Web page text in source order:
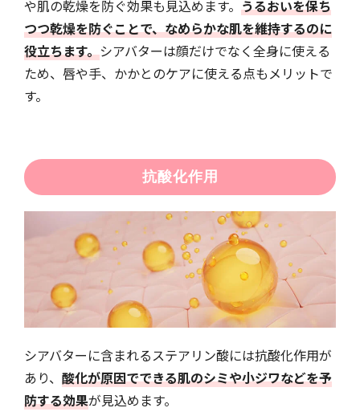
や肌の乾燥を防ぐ効果も見込めます。 うるおいを保ち
つつ乾燥を防ぐことで、なめらかな肌を維持するのに
役立ちます。シアバターは顔だけでなく全身に使える
ため、唇や手、かかとのケアに使える点もメリットで
す。
抗酸化作用
シアバターに含まれるステアリン酸には抗酸化作用が
あり、 酸化が原因でできる肌のシミや小ジワなどを予
防する効果が見込めます。